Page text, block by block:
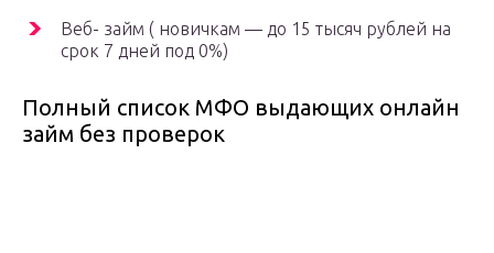
Веб- займ ( новичкам — до 15 тысяч рублей на
срок 7 дней под 0%)
Полный список МФО выдающих онлайн
займ без проверок